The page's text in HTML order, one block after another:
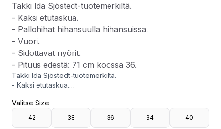
Takki Ida Sjöstedt-tuotemerkiltä.
- Kaksi etutaskua.
- Pallohihat hihansuulla hihansuissa.
- Vuori.
- Sidottavat nyörit.
- Pituus edestä: 71 cm koossa 36.
Takki Ida Sjöstedt-tuotemerkiltä.
- Kaksi etutaskua.
- Vuori.
- Sidottavat nyörit.
- Pituus edestä: 71 cm koossa 36.
Valitse Size
42 38 36 34 40